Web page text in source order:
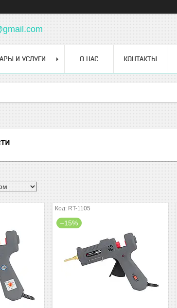
И УСЛУГИ О НАС КОНТАКТЫ
RT-1105
–15%